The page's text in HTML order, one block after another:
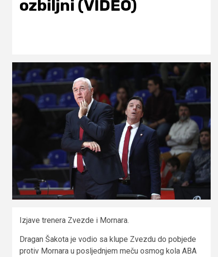
ozbiljni (VIDEO)
Izjave trenera Zvezde i Mornara.
Dragan Šakota je vodio sa klupe Zvezdu do pobjede
protiv Mornara u posljednjem meču osmog kola ABA